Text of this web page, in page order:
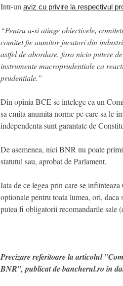
Intr-un aviz cu privire la respectivul
“Pentru a-si atinge obiectivele,
comitet fie aumitor jucatori din
astfel de abordare, fara nicio putere
instrumente macroprudentiale ca
prudentiale.”
Din opinia BCE se intelege ca un
sa emita anumita norme pe care sa le
independenta sunt garantate de
De asemenea, nici BNR nu poate
statutul sau, aprobat de Parlament.
Iata de ce legea prin care se
optionale pentru toata lumea, ori, daca
putea fi obligatorii recomandarile sale
Precizare referitoare la articolul
BNR”, publicat de bancherul.ro în